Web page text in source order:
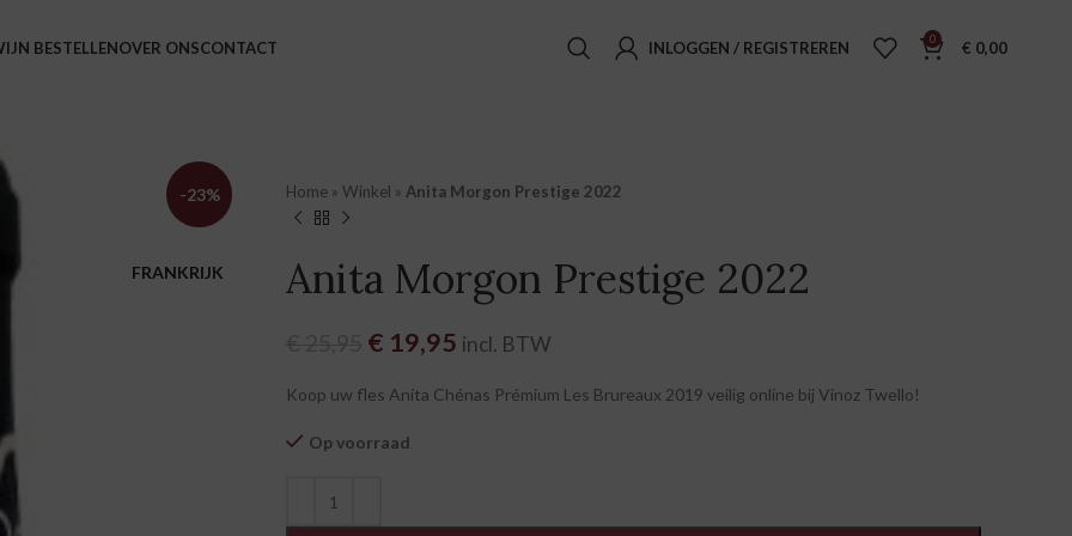
BESTELLENOVER ONSCONTACT INLOGGEN / REGISTREREN 0 € 0,00
-23%
FRANKRIJK
Home » Winkel » Anita Morgon Prestige 2022
Anita Morgon Prestige 2022
Oorspronkelijke prijs was: € 25,95.
€ 19,95 Huidige prijs is: € 19,95.
incl. BTW
Koop uw fles Anita Chénas Prémium Les Brureaux 2019 veilig online bij Vinoz Twello!
Op voorraad